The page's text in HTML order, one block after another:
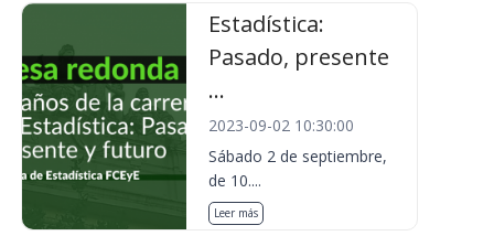
Estadística:
Pasado, presente
...
2023-09-02 10:30:00
Sábado 2 de septiembre,
de 10....
Leer más